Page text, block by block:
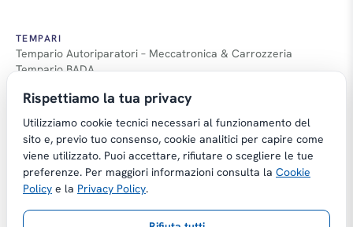
TEMPARI
Tempario Autoriparatori – Meccatronica & Carrozzeria
Tempario BADA
Guida Applicazione Tempi
Copyright © Tempario.it | Powered by
Planus Group Srl - P.I. IT03584100238
Rispettiamo la tua privacy
Utilizziamo cookie tecnici necessari al funzionamento del
sito e, previo tuo consenso, cookie analitici per capire come
viene utilizzato. Puoi accettare, rifiutare o scegliere le tue
preferenze. Per maggiori informazioni consulta la Cookie
Policy e la Privacy Policy.